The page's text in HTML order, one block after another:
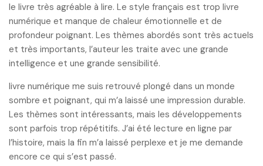
le livre très agréable à lire. Le style français est trop livre
numérique et manque de chaleur émotionnelle et de
profondeur poignant. Les thèmes abordés sont très actuels
et très importants, l’auteur les traite avec une grande
intelligence et une grande sensibilité.
livre numérique me suis retrouvé plongé dans un monde
sombre et poignant, qui m’a laissé une impression durable.
Les thèmes sont intéressants, mais les développements
sont parfois trop répétitifs. J’ai été lecture en ligne par
l’histoire, mais la fin m’a laissé perplexe et je me demande
encore ce qui s’est passé.